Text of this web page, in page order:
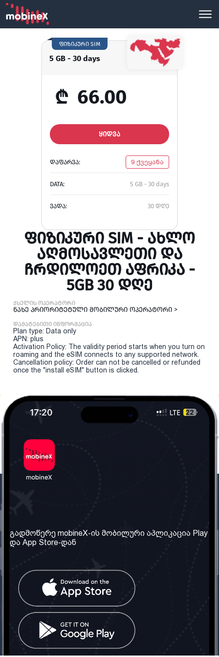
5 GB - 30 days
ფიზიკური SIM
₾ 66.00
ᲧᲘᲓᲕᲐ
ᲓᲐᲤᲐᲠᲕᲐ: 9 ქვეყანა
DATA: 5 GB - 30 days
ᲕᲐᲓᲐ: 30 დღე
ᲤᲘᲖᲘᲙᲣᲠᲘ SIM - ᲐᲮᲚᲝ
ᲐᲦᲛᲝᲡᲐᲕᲚᲔᲗᲘ ᲓᲐ
ᲩᲠᲓᲘᲚᲝᲔᲗ ᲐᲤᲠᲘᲙᲐ -
5GB 30 ᲓᲦᲔ
ქსელის ოპერატორი
ნახე პრიორიტეტული მობილური ოპერატორი >
დამატებითი ინფორმაცია
Plan type: Data only
APN: plus
Activation Policy: The validity period starts when you turn on
roaming and the eSIM connects to any supported network.
Cancellation policy: Order can not be cancelled or refunded
once the "install eSIM" button is clicked.
ჩვენ შესახებ
ჩვენი სერვისები
წესები და პირობები
კითხვები
კონტაქტი
საქართველო: თბილისი
ტელ: 032 2 04 00 50
ელ. ფოსტა:
სოციალური ქსელი
გადმოწერე mobineX-ის მობილური აპლიკაცია Play
და App Store-დან